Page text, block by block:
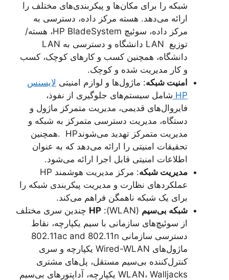
شبکه را برای مکان‌ها و پیکربندی‌های مختلف را
ارائه می‌دهد. هسته مرکز داده، دسترسی به
مرکز داده، سوئیچ HP BladeSystem، هسته/
توزیع LAN دانشگاه و دسترسی به LAN
دانشگاه، همچنین کسب و کارهای کوچک، کسب
و کار مدیریت شده و کوچک.
امنیت شبکه: ماژول‌ها و لوازم امنیتی لایسنس
HP شامل سیستم‌های جلوگیری از نفوذ،
فایروال‌های قدیمی، مدیریت متمرکز ماژول و
دستگاه، مدیریت دسترسی متمرکز به شبکه و
مدیریت متمرکز تهدید می‌شوندHP .همچنین
تحقیقات امنیتی را ارائه می‌دهد که به عنوان
اطلاعات امنیتی قابل اجرا ارائه می‌شود.
مدیریت شبکه
: مرکز مدیریت هوشمند HP
عملکردهای نظارت و مدیریت پیکربندی شبکه را
برای یک شبکه ناهمگن فراهم می‌کند.
شبکه بی‌سیم (WLAN):
HP چندین سری مختلف
از سوئیچ‌های سازمانی با سیم یکپارچه، نقاط
دسترسی سازمانی 802.11ac and 802.11n
ماژول‌های Wired-WLAN یکپارچه و سری
کنترل‌کننده بی‌سیم مستقل، پل‌های مشتری
WLAN، Walljacks یکپارچه، آداپتورهای بی‌سیم